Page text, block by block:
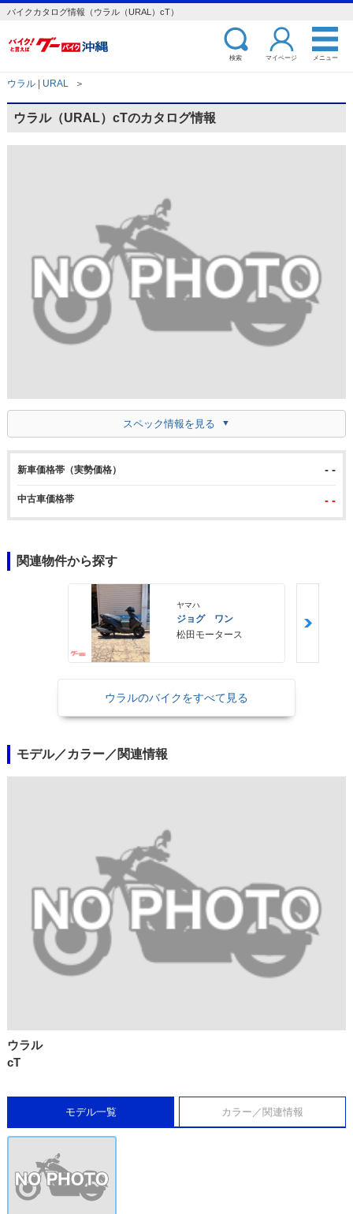
バイクカタログ情報（ウラル（URAL）cT）
検索 マイページ メニュー
ウラル | URAL ＞
ウラル（URAL）cTのカタログ情報
スペック情報を見る
新車価格帯（実勢価格） - -
中古車価格帯 - -
関連物件から探す
ヤマハ
ジョグ ワン
松田モータース
ウラルのバイクをすべて見る
モデル／カラー／関連情報
ウラル
cT
モデル一覧 カラー／関連情報